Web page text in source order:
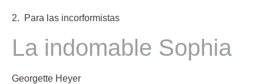
2. Para las incorformistas
La indomable Sophia
Georgette Heyer